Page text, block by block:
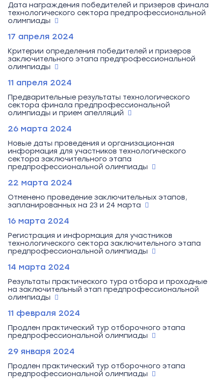
Дата награждения победителей и призеров финала
технологического сектора предпрофессиональной
олимпиады
17 апреля 2024
Критерии определения победителей и призеров
заключительного этапа предпрофессиональной
олимпиады
11 апреля 2024
Предварительные результаты технологического
сектора финала предпрофессиональной
олимпиады и прием апелляций
26 марта 2024
Новые даты проведения и организационная
информация для участников технологического
сектора заключительного этапа
предпрофессиональной олимпиады
22 марта 2024
Отменено проведение заключительных этапов,
запланированных на 23 и 24 марта
16 марта 2024
Регистрация и информация для участников
технологического сектора заключительного этапа
предпрофессиональной олимпиады
14 марта 2024
Результаты практического тура отбора и проходные
на заключительный этап предпрофессиональной
олимпиады
11 февраля 2024
Продлен практический тур отборочного этапа
предпрофессиональной олимпиады
29 января 2024
Продлен практический тур отборочного этапа
предпрофессиональной олимпиады